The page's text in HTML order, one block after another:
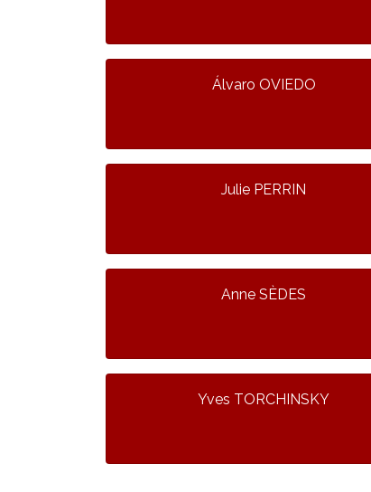
Álvaro OVIEDO
Julie PERRIN
Anne SÈDES
Yves TORCHINSKY